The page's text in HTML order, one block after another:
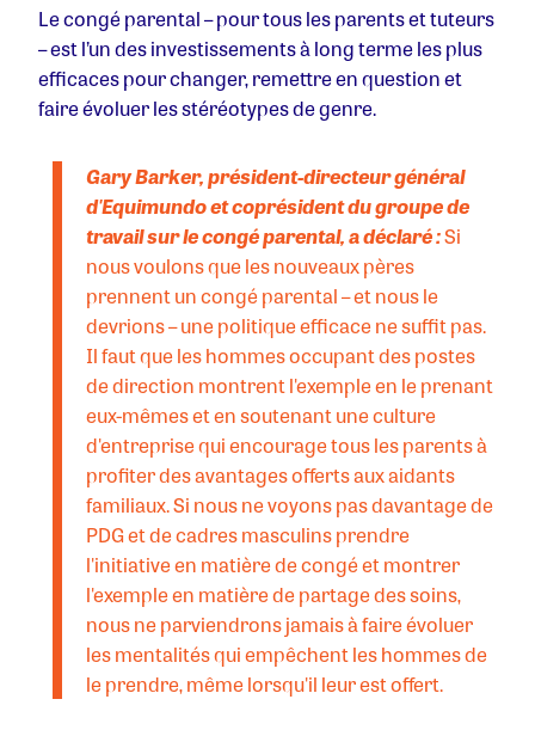
Le congé parental – pour tous les parents et tuteurs
– est l’un des investissements à long terme les plus
efficaces pour changer, remettre en question et
faire évoluer les stéréotypes de genre.
Gary Barker, président-directeur général
d'Equimundo et coprésident du groupe de
travail sur le congé parental, a déclaré :Si
nous voulons que les nouveaux pères
prennent un congé parental – et nous le
devrions – une politique efficace ne suffit pas.
Il faut que les hommes occupant des postes
de direction montrent l'exemple en le prenant
eux-mêmes et en soutenant une culture
d'entreprise qui encourage tous les parents à
profiter des avantages offerts aux aidants
familiaux. Si nous ne voyons pas davantage de
PDG et de cadres masculins prendre
l'initiative en matière de congé et montrer
l'exemple en matière de partage des soins,
nous ne parviendrons jamais à faire évoluer
les mentalités qui empêchent les hommes de
le prendre, même lorsqu'il leur est offert.